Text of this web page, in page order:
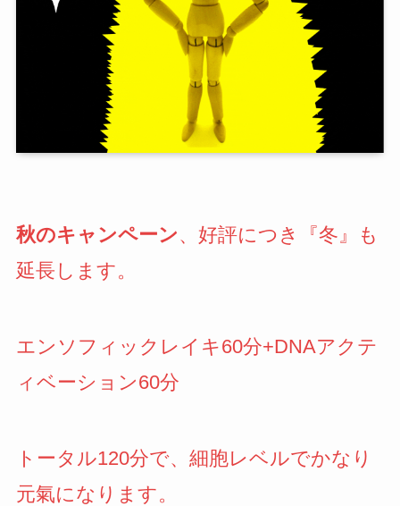
秋のキャンペーン、好評につき『冬』も
延長します。
エンソフィックレイキ60分+DNAアクテ
ィベーション60分
トータル120分で、細胞レベルでかなり
元氣になります。